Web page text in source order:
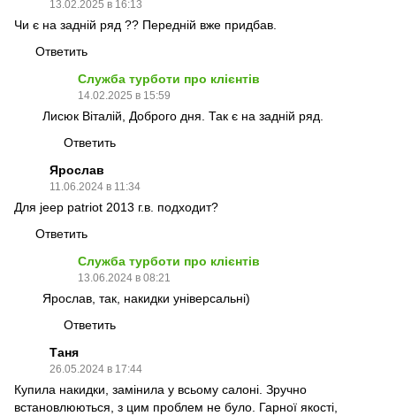
13.02.2025 в 16:13
Чи є на задній ряд ?? Передній вже придбав.
Ответить
Служба турботи про клієнтів
14.02.2025 в 15:59
Лисюк Віталій, Доброго дня. Так є на задній ряд.
Ответить
Ярослав
11.06.2024 в 11:34
Для jeep patriot 2013 г.в. подходит?
Ответить
Служба турботи про клієнтів
13.06.2024 в 08:21
Ярослав, так, накидки універсальні)
Ответить
Таня
26.05.2024 в 17:44
Купила накидки, замінила у всьому салоні. Зручно
встановлюються, з цим проблем не було. Гарної якості,